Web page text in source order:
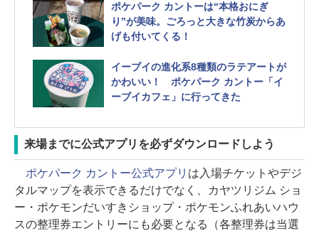
ポケパーク カントーは“本格おにぎ
り”が美味。ごろっと大きな竹炭からあ
げも付いてくる！
イーブイの進化系8種類のラテアートが
かわいい！ ポケパーク カントー「イ
ーブイカフェ」に行ってきた
来場までに公式アプリを必ずダウンロードしよう
ポケパーク カントー公式アプリ は入場チケットやデジ
タルマップを表示できるだけでなく、カヤツリジム ショ
ー・ポケモンだいすきショップ・ポケモンふれあいハウ
スの整理券エントリーにも必要となる（各整理券は当選